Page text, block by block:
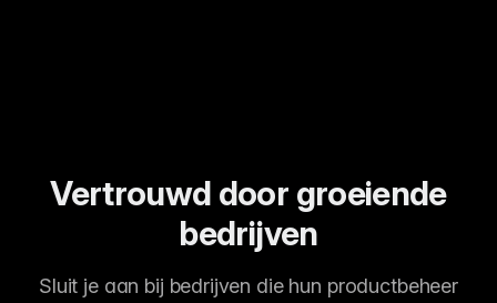
Vertrouwd door groeiende
bedrijven
Sluit je aan bij bedrijven die hun productbeheer